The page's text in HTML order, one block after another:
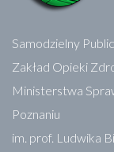
Samodzielny
Zakład Opieki
Ministerstwa
Poznaniu
im. prof. Ludwika